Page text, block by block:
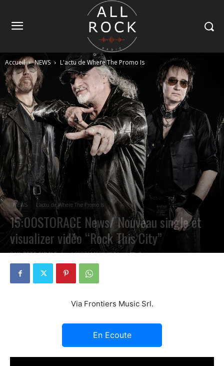
Accueil NEWS L'actu de Where The Promo Is
NEWS L'actu de Where The Promo Is
15:00STORACE News/ Nouveau single et
visualizer vidéo “Rock This City”
PAR PETE CIRCLE 4 SEPTEMBRE 2024 0
Via Frontiers Music Srl.
En Ecoute